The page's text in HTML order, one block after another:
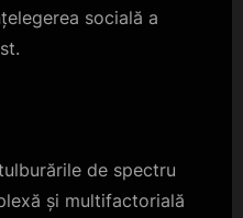
socială a
de spectru
și multifactorială